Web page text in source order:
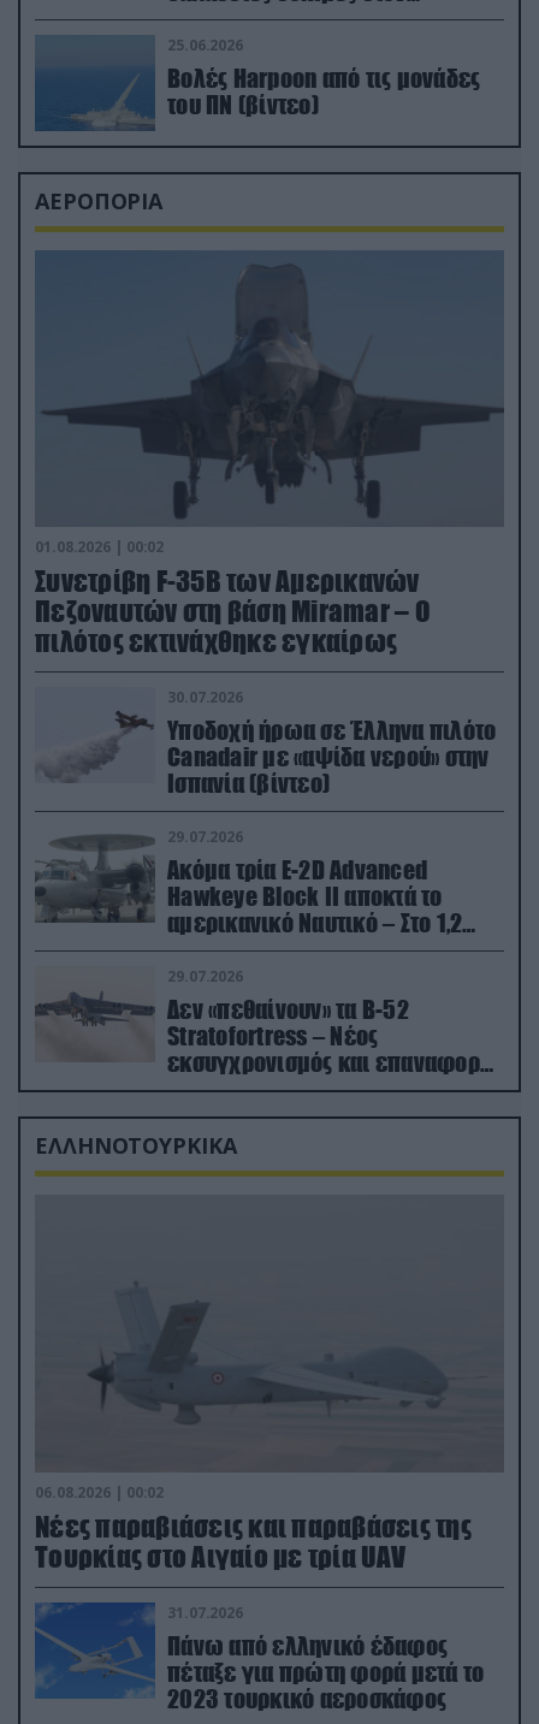
απαιτητικό Βισκαϊκό
25.06.2026
Βολές Harpoon από τις μονάδες
του ΠΝ (βίντεο)
ΑΕΡΟΠΟΡΙΑ
01.08.2026 | 00:02
Συνετρίβη F-35B των Αμερικανών
Πεζοναυτών στη βάση Miramar – Ο
πιλότος εκτινάχθηκε εγκαίρως
30.07.2026
Υποδοχή ήρωα σε Έλληνα πιλότο
Canadair με «αψίδα νερού» στην
Ισπανία (βίντεο)
29.07.2026
Ακόμα τρία E-2D Advanced
Hawkeye Block II αποκτά το
αμερικανικό Ναυτικό – Στο 1,2
δισ.δολάρια το κόστος
29.07.2026
Δεν «πεθαίνουν» τα Β-52
Stratofortress – Νέος
εκσυγχρονισμός και επαναφορά
από τα «νεκροταφεία»
ΕΛΛΗΝΟΤΟΥΡΚΙΚΑ
06.08.2026 | 00:02
Νέες παραβιάσεις και παραβάσεις της
Τουρκίας στο Αιγαίο με τρία UAV
31.07.2026
Πάνω από ελληνικό έδαφος
πέταξε για πρώτη φορά μετά το
2023 τουρκικό αεροσκάφος